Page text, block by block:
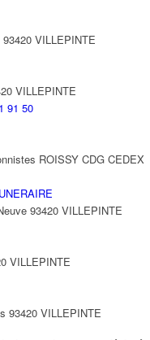
VILLEPINTE
VILLEPINTE
91 50
ROISSY CDG CEDEX
93420 VILLEPINTE
VILLEPINTE
93420 VILLEPINTE